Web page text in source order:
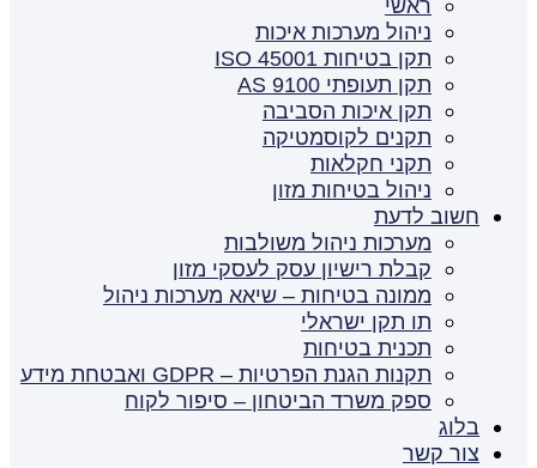
ראשי
ניהול מערכות איכות
תקן בטיחות ISO 45001
תקן תעופתי AS 9100
תקן איכות הסביבה
תקנים לקוסמטיקה
תקני חקלאות
ניהול בטיחות מזון
חשוב לדעת
מערכות ניהול משולבות
קבלת רישיון עסק לעסקי מזון
ממונה בטיחות – שיאא מערכות ניהול
תו תקן ישראלי
תכנית בטיחות
תקנות הגנת הפרטיות – GDPR ואבטחת מידע
ספק משרד הביטחון – סיפור לקוח
בלוג
צור קשר